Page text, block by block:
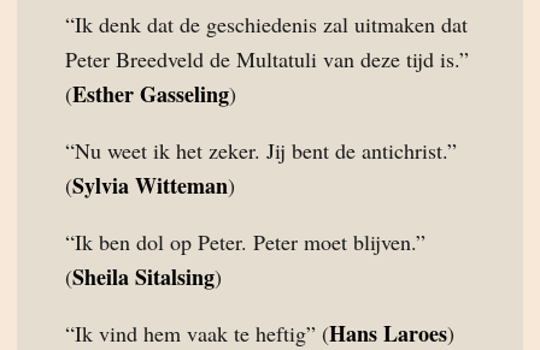
“Ik denk dat de geschiedenis zal uitmaken dat
Peter Breedveld de Multatuli van deze tijd is.”
(Esther Gasseling)
“Nu weet ik het zeker. Jij bent de antichrist.”
(Sylvia Witteman)
“Ik ben dol op Peter. Peter moet blijven.”
(Sheila Sitalsing)
“Ik vind hem vaak te heftig” (Hans Laroes)